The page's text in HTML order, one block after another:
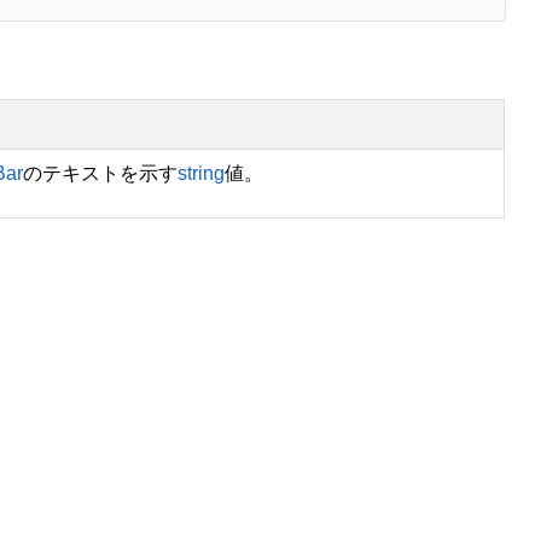
のテキストを示すstring値。